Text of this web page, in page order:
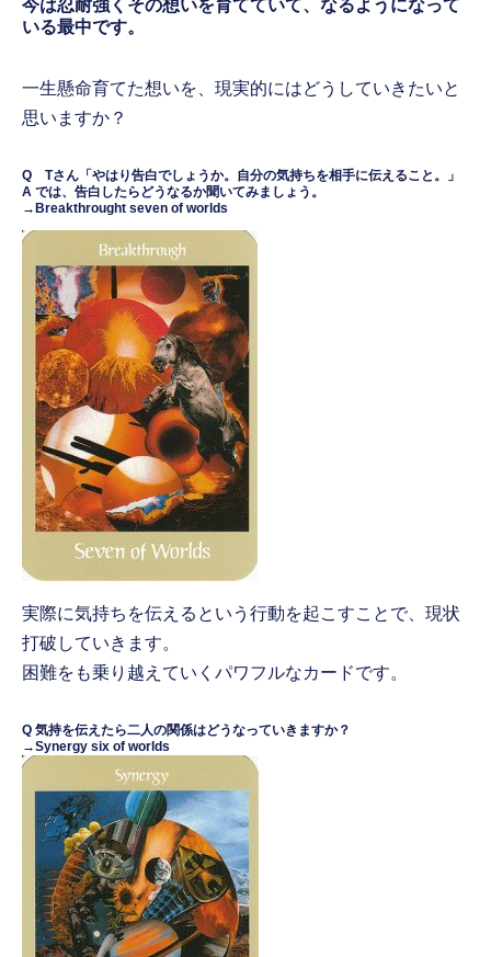
今は忍耐強くその想いを育てていて、なるようになって
いる最中です。
一生懸命育てた想いを、現実的にはどうしていきたいと
思いますか？
Q Tさん「やはり告白でしょうか。自分の気持ちを相手に伝えること。」
A では、告白したらどうなるか聞いてみましょう。
→Breakthrought seven of worlds
実際に気持ちを伝えるという行動を起こすことで、現状
打破していきます。
困難をも乗り越えていくパワフルなカードです。
Q 気持を伝えたら二人の関係はどうなっていきますか？
→Synergy six of worlds